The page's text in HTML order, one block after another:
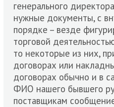
генерального
нужные документы, с
порядке – везде
торговой
то некоторые из них,
договорах или
договорах обычно и в
ФИО нашего бывшего
поставщикам